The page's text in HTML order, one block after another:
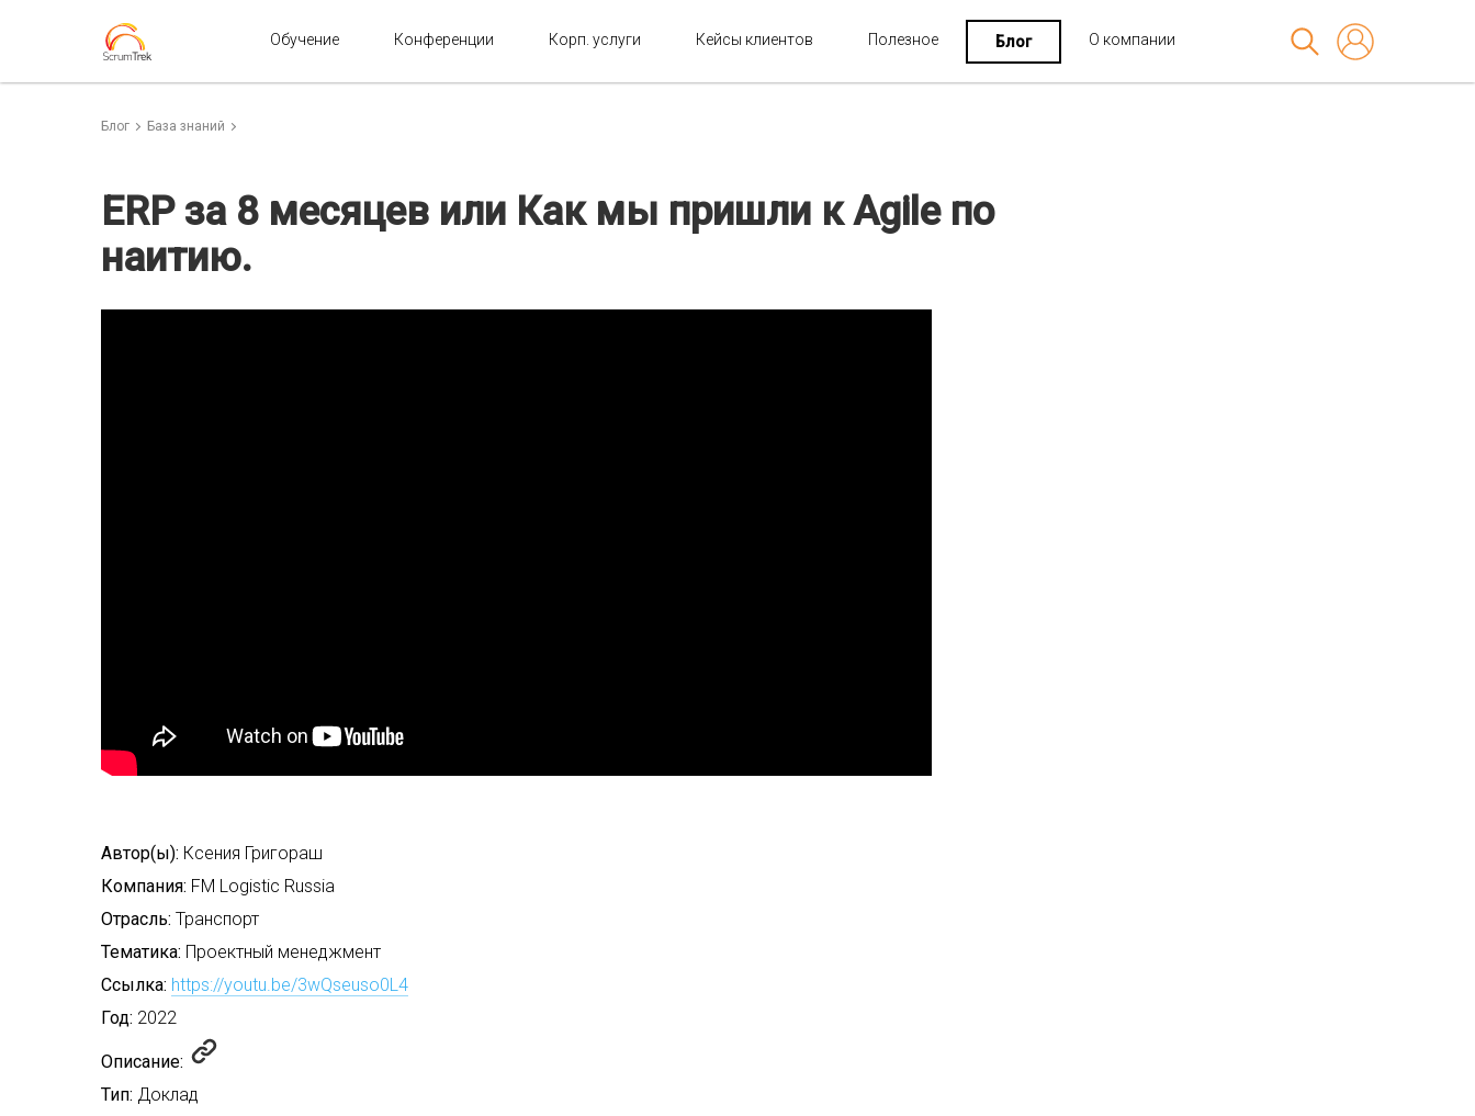
Обучение Конференции Корп. услуги Кейсы клиентов Полезное Блог О компании
Блог База знаний
ERP за 8 месяцев или Как мы пришли к Agile по
наитию.
Автор(ы): Ксения Григораш
Компания: FM Logistic Russia
Отрасль: Транспорт
Тематика: Проектный менеджмент
Ссылка: https://youtu.be/3wQseuso0L4
Год: 2022
Описание:
Тип: Доклад